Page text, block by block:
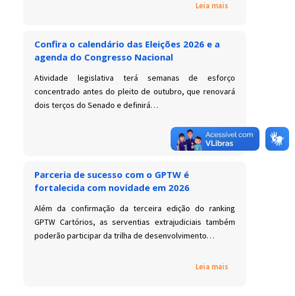
Leia mais
Confira o calendário das Eleições 2026 e a
agenda do Congresso Nacional
Atividade legislativa terá semanas de esforço
concentrado antes do pleito de outubro, que renovará
dois terços do Senado e definirá…
Leia mais
Parceria de sucesso com o GPTW é
fortalecida com novidade em 2026
Além da confirmação da terceira edição do ranking
GPTW Cartórios, as serventias extrajudiciais também
poderão participar da trilha de desenvolvimento…
Leia mais